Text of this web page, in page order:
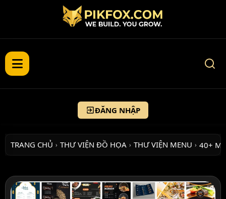
ĐĂNG NHẬP
TRANG CHỦ › THƯ VIỆN ĐỒ HỌA › THƯ VIỆN MENU › 40+